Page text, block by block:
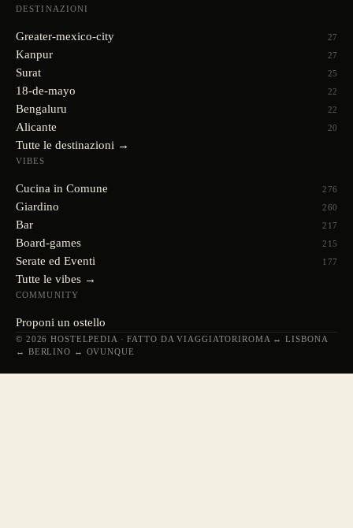
DESTINAZIONI
Greater-mexico-city 27
Kanpur 27
Surat 25
18-de-mayo 22
Bengaluru 22
Alicante 20
Tutte le destinazioni →
VIBES
Cucina in Comune 276
Giardino 260
Bar 217
Board-games 215
Serate ed Eventi 177
Tutte le vibes →
COMMUNITY
Proponi un ostello
© 2026 HOSTELPEDIA · FATTO DA VIAGGIATORIROMA ↔ LISBONA
↔ BERLINO ↔ OVUNQUE